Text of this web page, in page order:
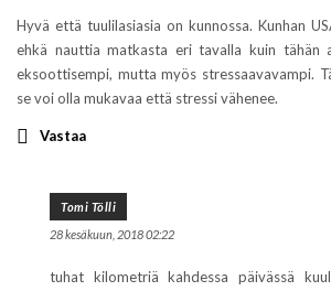
Hyvä että tuulilasiasia on kunnossa. Kunhan
ehkä nauttia matkasta eri tavalla kuin tähän
eksoottisempi, mutta myös stressaavavampi.
se voi olla mukavaa että stressi vähenee.
Vastaa
Tomi Tölli
28 kesäkuun, 2018 02:22
tuhat kilometriä kahdessa päivässä